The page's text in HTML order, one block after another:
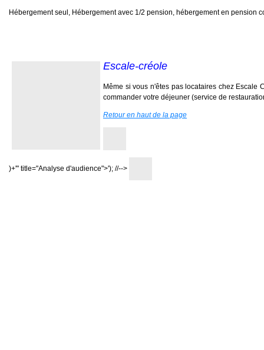
Hébergement seul, Hébergement avec 1/2 pension, hébergement en pension
Escale-créole
Même si vous n'êtes pas locataires chez
commander votre déjeuner (service de
Retour en haut de la page
)+'" title="Analyse d'audience">'); //-->